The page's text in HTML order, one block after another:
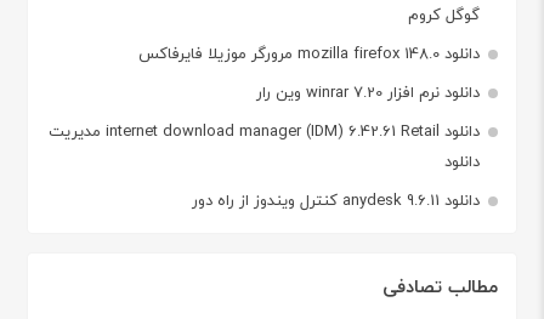
گوگل کروم
دانلود mozilla firefox 148.0 مرورگر موزیلا فایرفاکس
دانلود نرم افزار winrar 7.20 وین رار
دانلود internet download manager (IDM) 6.42.61 Retail مدیریت
دانلود
دانلود anydesk 9.6.11 کنترل ویندوز از راه دور
مطالب تصادفی